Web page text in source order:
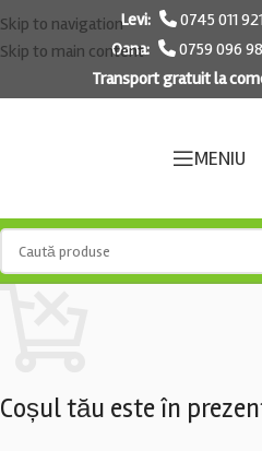
Skip to navigation
Skip to main content
Levi: 0745 011 921
Oana:
0759 096
Transport gratuit la
MENIU
Coșul tău este în